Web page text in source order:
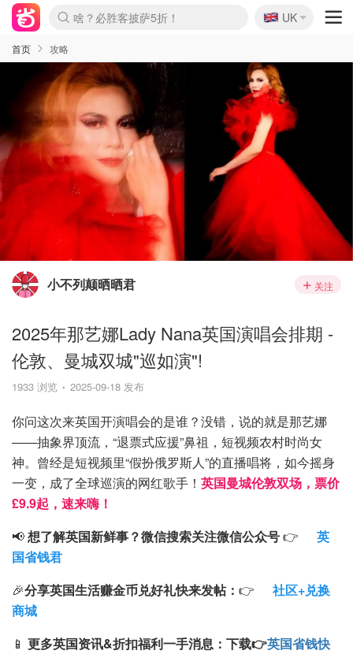
麦卢卡蜂蜜夏促！个位数！
🇬🇧
UK
首页 攻略
小不列颠晒晒君 关注
2025年那艺娜Lady Nana英国演唱会排期 -
伦敦、曼城双城"巡如演"!
1933 浏览 2025-09-18 发布
你问这次来英国开演唱会的是谁？没错，说的就是那艺娜
——抽象界顶流，“退票式应援”鼻祖，短视频农村时尚女
神。曾经是短视频里“假扮俄罗斯人”的直播唱将，如今摇身
一变，成了全球巡演的网红歌手！ 英国曼城伦敦双场，票价
£9.9起，速来嗨！
📢想了解英国新鲜事？微信搜索关注微信公众号👉
英
国省钱君
🎉分享英国生活赚金币兑好礼快来发帖： 👉
社区+兑换
商城
📱 更多英国资讯&折扣福利一手消息： 下载👉英国省钱快